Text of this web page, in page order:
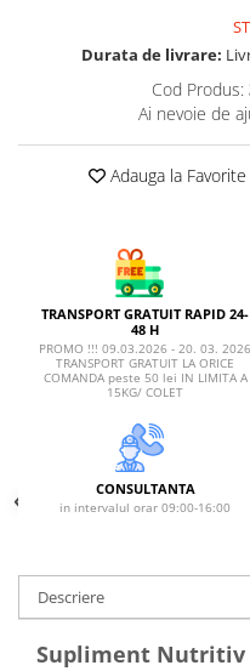
AFECTIUNI URINARE
Durata de livrare:
Cod Produs:
Ai nevoie de
Adauga la Favorite
TRANSPORT GRATUIT RAPID 24-
48 H
PROMO !!! 09.03.2026 - 20. 03. 2026
TRANSPORT GRATUIT LA ORICE
COMANDA peste 50 lei IN LIMITA A
15KG/ COLET
CONSULTANTA
in intervalul orar 09:00-16:00
Descriere
Supliment Nutritiv